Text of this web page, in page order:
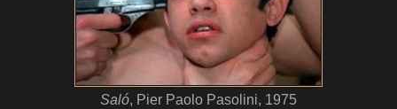
Saló, Pier Paolo Pasolini, 1975